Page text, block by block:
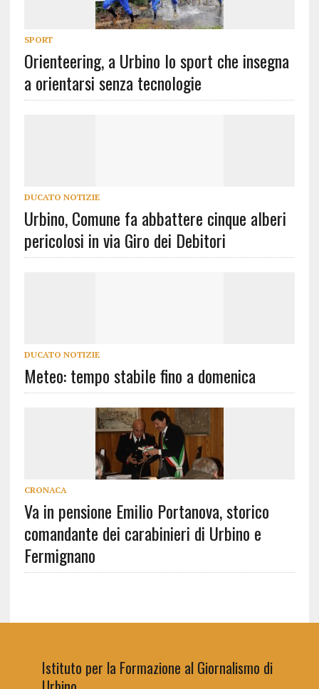
SPORT
Orienteering, a Urbino lo sport che insegna
a orientarsi senza tecnologie
DUCATO NOTIZIE
Urbino, Comune fa abbattere cinque alberi
pericolosi in via Giro dei Debitori
DUCATO NOTIZIE
Meteo: tempo stabile fino a domenica
CRONACA
Va in pensione Emilio Portanova, storico
comandante dei carabinieri di Urbino e
Fermignano
Istituto per la Formazione al Giornalismo di